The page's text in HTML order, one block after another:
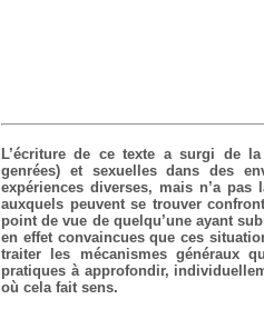
L’écriture de ce texte a surgi de
genrées) et sexuelles dans des
expériences diverses, mais n’a
auxquels peuvent se trouver
point de vue de quelqu’une ayant
en effet convaincues que ces
traiter les mécanismes généraux
pratiques à approfondir,
où cela fait sens.